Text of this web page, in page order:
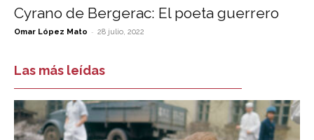
Cyrano de Bergerac: El poeta guerrero
Omar López Mato - 28 julio, 2022
Las más leídas